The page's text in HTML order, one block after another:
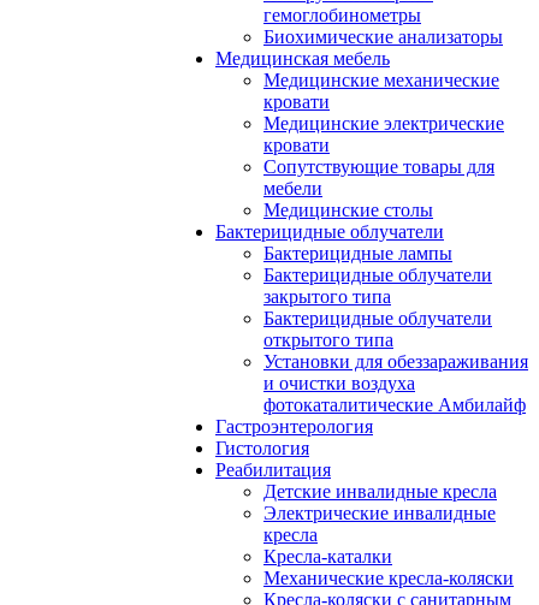
гемоглобинометры
Биохимические анализаторы
Медицинская мебель
Медицинские механические
кровати
Медицинские электрические
кровати
Сопутствующие товары для
мебели
Медицинские столы
Бактерицидные облучатели
Бактерицидные лампы
Бактерицидные облучатели
закрытого типа
Бактерицидные облучатели
открытого типа
Установки для обеззараживания
и очистки воздуха
фотокаталитические Амбилайф
Гастроэнтерология
Гистология
Реабилитация
Детские инвалидные кресла
Электрические инвалидные
кресла
Кресла-каталки
Механические кресла-коляски
Кресла-коляски с санитарным